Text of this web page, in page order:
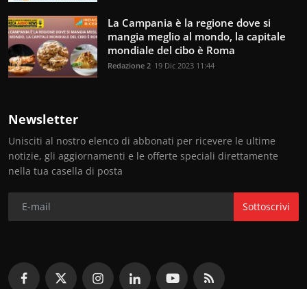
La Campania è la regione dove si
mangia meglio al mondo, la capitale
mondiale del cibo è Roma
Redazione 2 19 Dic 2023 11:44
Newsletter
Unisciti al nostro elenco di abbonati per ricevere le ultime
notizie, gli aggiornamenti e le offerte speciali direttamente
nella tua casella di posta
Sottoscrivi